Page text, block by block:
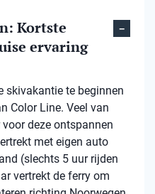
Kortste
ervaring
skivakantie te beginnen
Color Line. Veel van
deze ontspannen
met eigen auto
(slechts 5 uur rijden
vertrekt de ferry om